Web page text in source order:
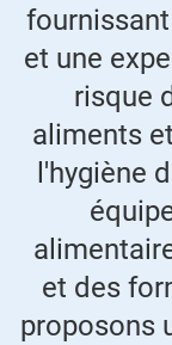
et une
risque
aliments
l'hygiène
et des
proposons